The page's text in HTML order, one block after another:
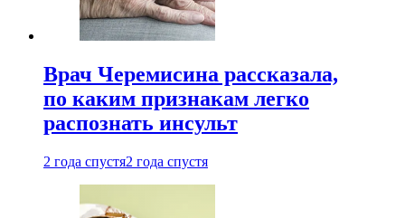
Врач Черемисина рассказала,
по каким признакам легко
распознать инсульт
2 года спустя2 года спустя